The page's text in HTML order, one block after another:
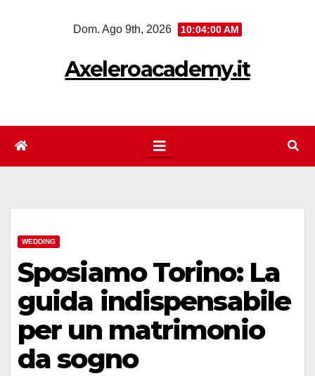
Dom. Ago 9th, 2026 10:04:01 AM
Axeleroacademy.it
WEDDING
Sposiamo Torino: La
guida indispensabile
per un matrimonio
da sogno